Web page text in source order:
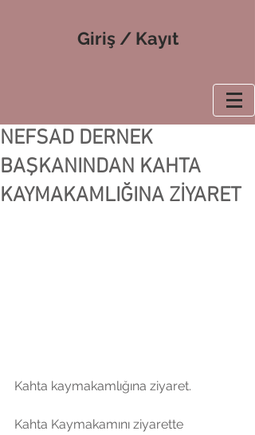
Giriş / Kayıt
NEFSAD DERNEK
BAŞKANINDAN KAHTA
KAYMAKAMLIĞINA ZİYARET
Kahta kaymakamlığına ziyaret.
Kahta Kaymakamını ziyarette